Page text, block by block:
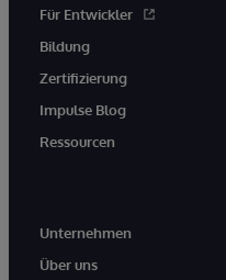
Für Entwickler
Bildung
Zertifizierung
Impulse Blog
Ressourcen
Unternehmen
Über uns